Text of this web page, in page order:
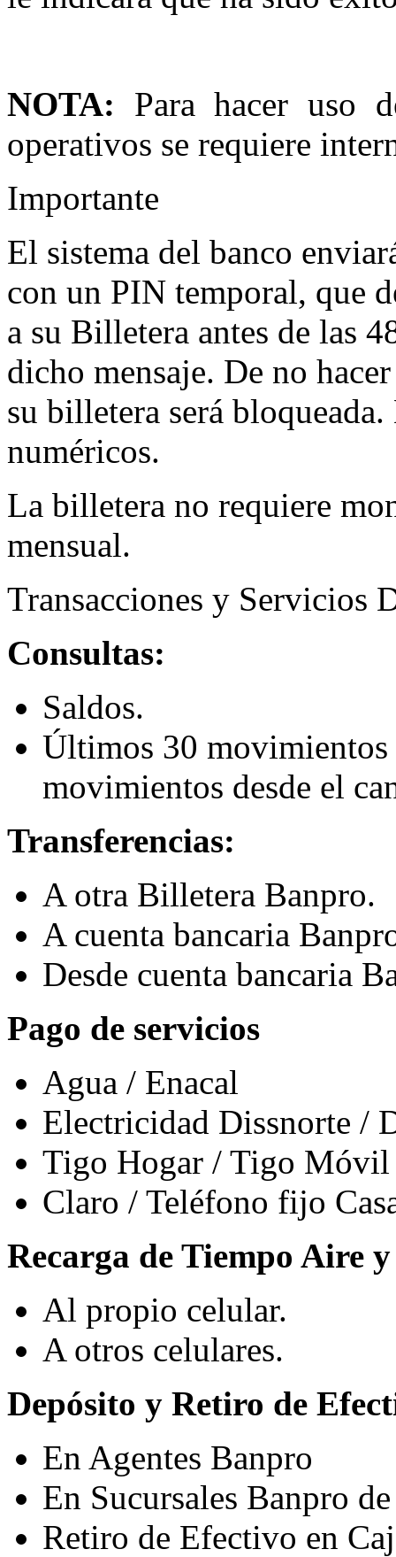
NOTA: Para hacer uso
operativos se requiere
Importante
El sistema del banco
con un PIN temporal, que
a su Billetera antes de las
dicho mensaje. De no
su billetera será
numéricos.
La billetera no requiere
mensual.
Transacciones y Servicios
Consultas:
Saldos.
Últimos 30
movimientos desde el
Transferencias:
A otra Billetera Banpro.
A cuenta bancaria
Desde cuenta bancaria
Pago de servicios
Agua / Enacal
Electricidad Dissnorte /
Tigo Hogar / Tigo Móvil
Claro / Teléfono fijo
Recarga de Tiempo Aire
Al propio celular.
A otros celulares.
Depósito y Retiro de
En Agentes Banpro
En Sucursales Banpro
Retiro de Efectivo en